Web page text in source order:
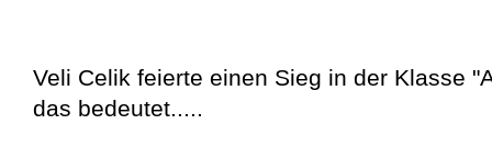
Veli Celik feierte einen Sieg in der Klasse
das bedeutet.....